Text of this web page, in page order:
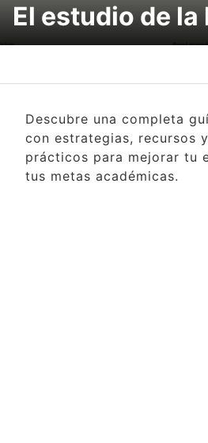
El estudio de
Descubre una completa
con estrategias, recursos
prácticos para mejorar tu
tus metas académicas.